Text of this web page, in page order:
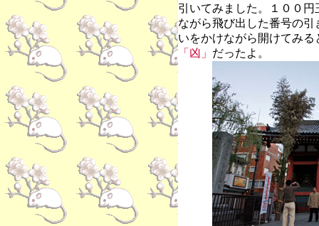
引いてみました。１００
ながら飛び出した番号の
いをかけながら開けてみ
「凶」 だったよ。